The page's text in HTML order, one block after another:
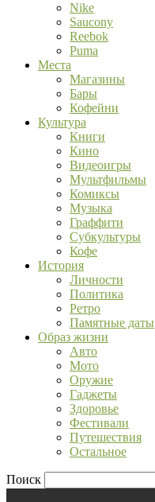
Nike
Saucony
Reebok
Puma
Места
Магазины
Бары
Кофейни
Культура
Книги
Кино
Видеоигры
Мультфильмы
Комиксы
Музыка
Граффити
Субкультуры
Кофе
История
Личности
Политика
Ретро
Памятные даты
Образ жизни
Авто
Мото
Оружие
Гаджеты
Здоровье
Фестивали
Путешествия
Остальное
Поиск